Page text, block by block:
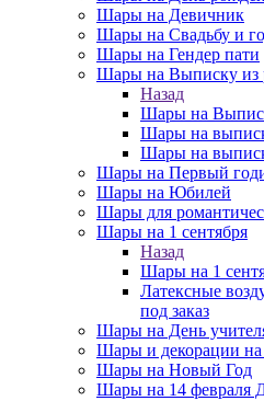
Шары на Девичник
Шары на Свадьбу и
Шары на Гендер пати
Шары на Выписку из
Назад
Шары на
Шары на
Шары на
Шары на Первый
Шары на Юбилей
Шары для
Шары на 1 сентября
Назад
Шары на 1
Латексные
под заказ
Шары на День
Шары и декорации
Шары на Новый Год
Шары на 14 февраля